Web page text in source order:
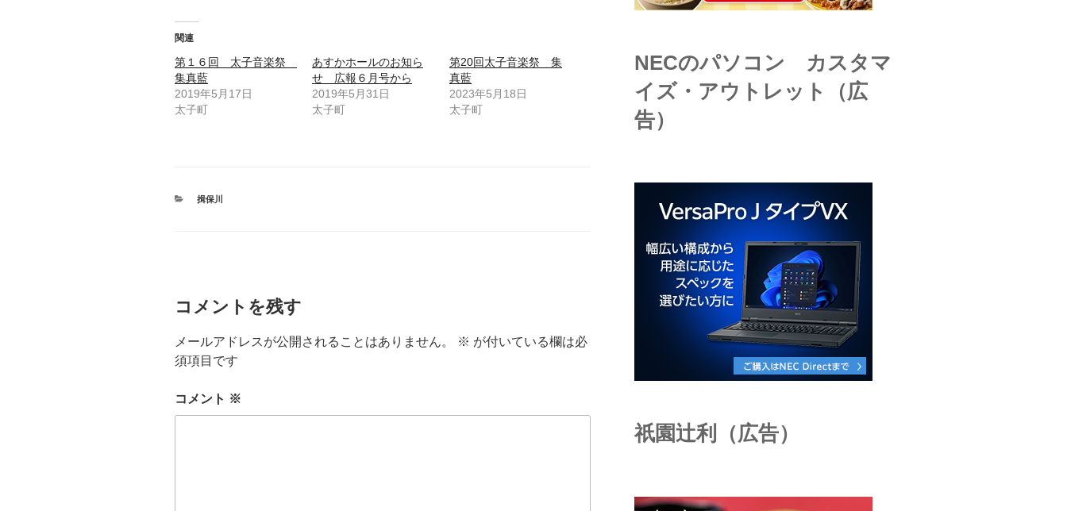
関連
第１６回 太子音楽祭
集真藍
2019年5月17日
太子町
あすかホールのお知ら
せ 広報６月号から
2019年5月31日
太子町
第20回太子音楽祭 集
真藍
2023年5月18日
太子町
カ
揖保川
コメントを残す
メールアドレスが公開されることはありません。 ※ が付いている欄は必
須項目です
コメント ※
NECのパソコン カスタマ
イズ・アウトレット（広
告）
祇園辻利（広告）